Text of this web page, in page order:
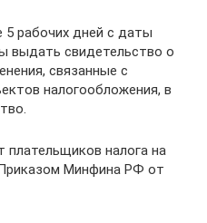
5 рабочих дней с даты
выдать свидетельство о
связанные с
налогообложения, в
плательщиков налога на
Минфина РФ от